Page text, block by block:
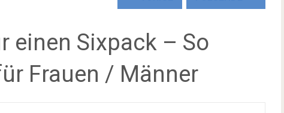
einen Sixpack – So
Frauen / Männer